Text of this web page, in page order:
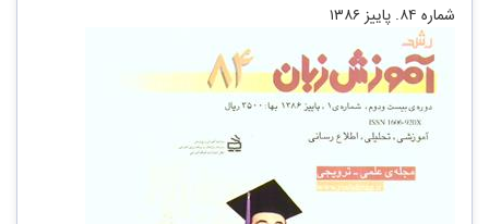
شماره ۸۴. پاییز ۱۳۸۶